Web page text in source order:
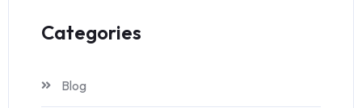
Categories
Blog